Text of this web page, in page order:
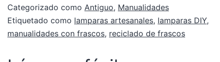
Categorizado como Antiguo, Manualidades
Etiquetado como lamparas artesanales, lamparas DIY,
manualidades con frascos, reciclado de frascos